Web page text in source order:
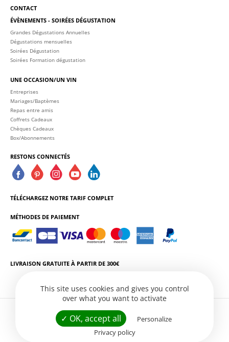
CONTACT
ÉVÈNEMENTS - SOIRÉES DÉGUSTATION
Grandes Dégustations Annuelles
Dégustations mensuelles
Soirées Dégustation
Soirées Formation dégustation
UNE OCCASION/UN VIN
Entreprises
Mariages/Baptèmes
Repas entre amis
Coffrets Cadeaux
Chèques Cadeaux
Box/Abonnements
RESTONS CONNECTÉS
TÉLÉCHARGEZ NOTRE TARIF COMPLET
MÉTHODES DE PAIEMENT
LIVRAISON GRATUITE À PARTIR DE 300€
L'ABUS D'ALCOOL EST DANGEREUX POUR LA SANTÉ. CONSOMMEZ AVEC
MODÉRATION.
Conditions Générales de Vente
Politique de Confidentialité
Site web par
This site uses cookies and gives you control
over what you want to activate
✓ OK, accept all
Personalize
Privacy policy